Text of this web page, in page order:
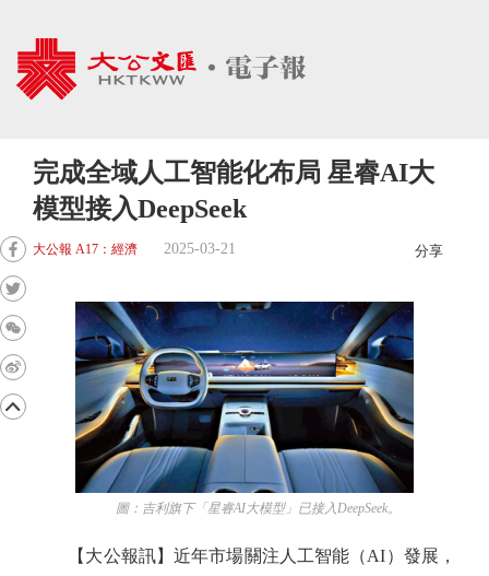
完成全域人工智能化布局 星睿AI大
模型接入DeepSeek
大公報 A17：經濟 2025-03-21 分享
圖：吉利旗下「星睿AI大模型」已接入DeepSeek。
【大公報訊】近年市場關注人工智能（AI）發展，